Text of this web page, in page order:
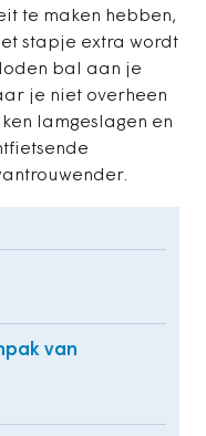
te maken hebben,
stapje extra wordt
bal aan je
je niet overheen
lamgeslagen en
van